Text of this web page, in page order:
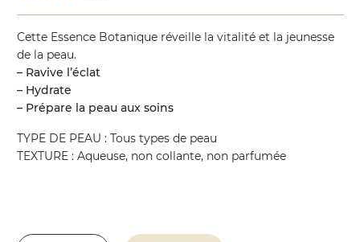
Cette Essence Botanique réveille la vitalité et la jeunesse
de la peau.
– Ravive l’éclat
– Hydrate
– Prépare la peau aux soins
TYPE DE PEAU : Tous types de peau
TEXTURE : Aqueuse, non collante, non parfumée